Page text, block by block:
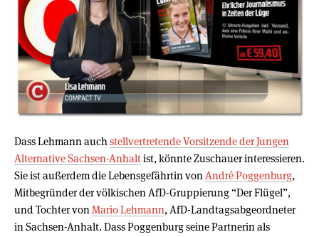
Dass Lehmann auch stellvertretende Vorsitzende der Jungen
Alternative Sachsen-Anhaltist, könnte Zuschauer interessieren.
Sie ist außerdem die Lebensgefährtin von André Poggenburg,
Mitbegründer der völkischen AfD-Gruppierung “Der Flügel”,
und Tochter von Mario Lehmann, AfD-Landtagsabgeordneter
in Sachsen-Anhalt. Dass Poggenburg seine Partnerin als